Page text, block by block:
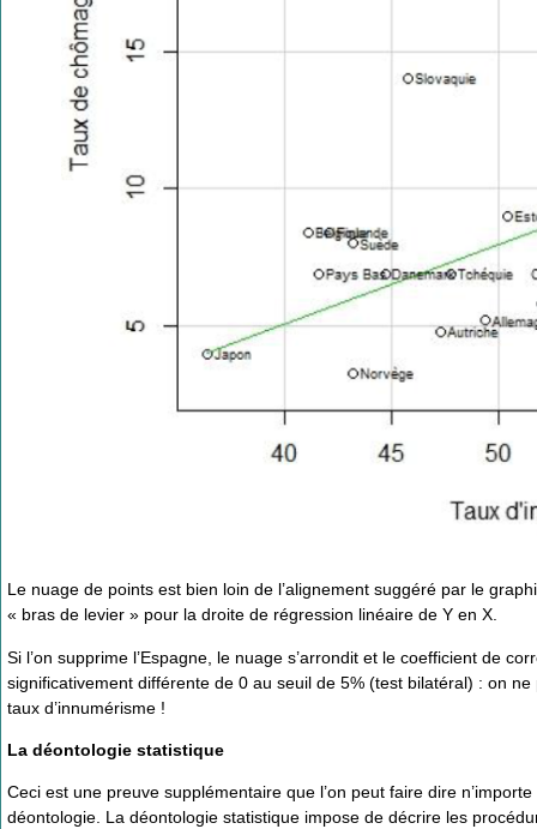
Le nuage de points est bien loin de l’alignement suggéré par le
« bras de levier » pour la droite de régression linéaire de Y en X.
Si l’on supprime l’Espagne, le nuage s’arrondit et le coefficient de
significativement différente de 0 au seuil de 5% (test bilatéral) : on
taux d’innumérisme !
La déontologie statistique
Ceci est une preuve supplémentaire que l’on peut faire dire
déontologie. La déontologie statistique impose de décrire les